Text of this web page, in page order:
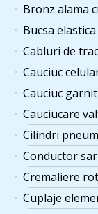
Bronz alama
Bucsa elastica
Cabluri de
Cauciuc
Cauciuc
Cauciucare
Cilindri
Conductor
Cremaliere
Cuplaje